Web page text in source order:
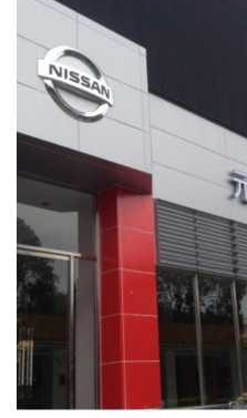
元隆汽車北中壢
汽